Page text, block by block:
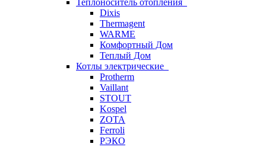
Теплоноситель отопления
Dixis
Thermagent
WARME
Комфортный Дом
Теплый Дом
Котлы электрические
Protherm
Vaillant
STOUT
Kospel
ZOTA
Ferroli
РЭКО